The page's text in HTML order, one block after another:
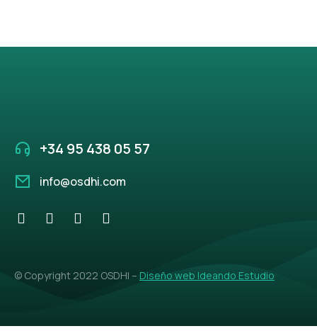
+34 95 438 05 57
info@osdhi.com
© Copyright 2022 OSDHI – Diseño web Ideando Estudio